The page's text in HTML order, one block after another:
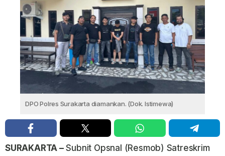
DPO Polres Surakarta diamankan. (Dok. Istimewa)
SURAKARTA –Subnit Opsnal (Resmob) Satreskrim